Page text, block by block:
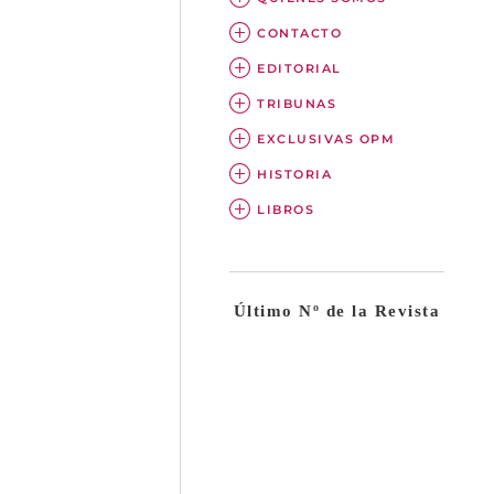
CONTACTO
EDITORIAL
TRIBUNAS
EXCLUSIVAS OPM
HISTORIA
LIBROS
Último Nº de la Revista